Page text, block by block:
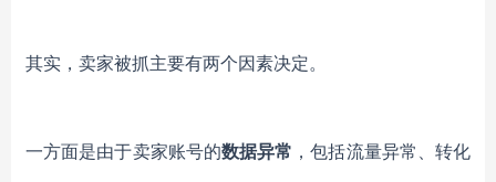
其实，卖家被抓主要有两个因素决定。
一方面是由于卖家账号的数据异常 ，包括流量异常、转化